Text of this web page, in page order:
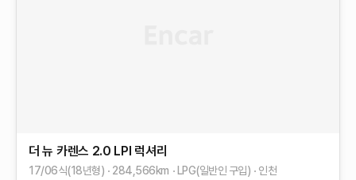
더 뉴 카렌스 2.0 LPI 럭셔리
17/06식(18년형) 284,566km LPG(일반인 구입) 인천